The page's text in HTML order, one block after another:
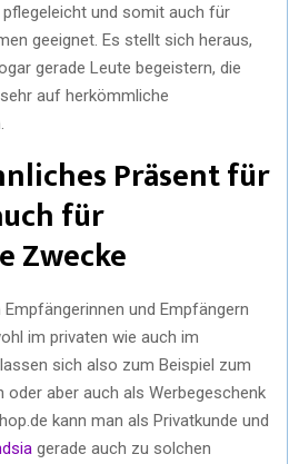
und somit auch für
geeignet. Es stellt sich heraus,
gerade Leute begeistern, die
auf herkömmliche
Präsent für
für
Zwecke
und Empfängern
im privaten wie auch im
sich also zum Beispiel zum
oder aber auch als Werbegeschenk
kann man als Privatkunde und
gerade auch zu solchen